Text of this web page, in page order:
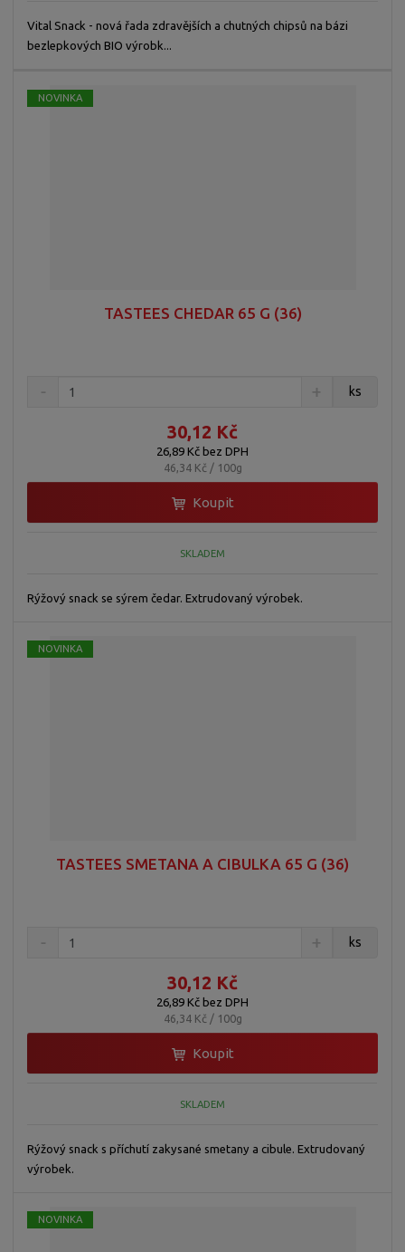
Vital Snack - nová řada zdravějších a chutných chipsů na bázi
bezlepkových BIO výrobk...
NOVINKA
TASTEES CHEDAR 65 G (36)
30,12 Kč
26,89 Kč bez DPH
46,34 Kč / 100g
ks
Koupit
SKLADEM
Rýžový snack se sýrem čedar. Extrudovaný výrobek.
NOVINKA
TASTEES SMETANA A CIBULKA 65 G (36)
30,12 Kč
26,89 Kč bez DPH
46,34 Kč / 100g
ks
Koupit
SKLADEM
Rýžový snack s příchutí zakysané smetany a cibule. Extrudovaný
výrobek.
NOVINKA